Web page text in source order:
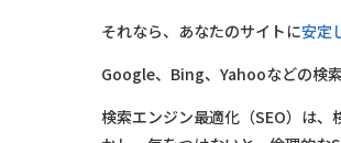
それなら、あなたのサイトに安定
Google、Bing、Yahooなどの検
検索エンジン最適化（SEO）は